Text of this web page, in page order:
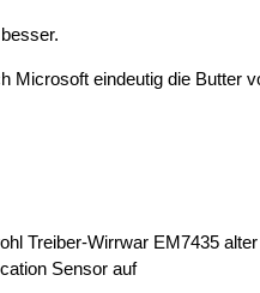
Microsoft eindeutig die Butter
Treiber-Wirrwar EM7435
Sensor auf